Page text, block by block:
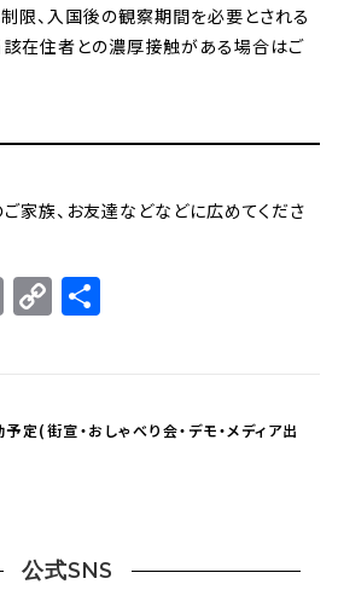
限、入国後の観察期間を必要とされる
在住者との濃厚接触がある場合はご
家族、お友達などなどに広めてくださ
Email
Copy
定(街宣・おしゃべり会・デモ・メディア出
公式SNS